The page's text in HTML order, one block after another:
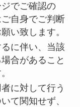
でご確認の
ご自身でご判断
い致します。
に伴い、当該
合があること
に対して行う
て関知せず、